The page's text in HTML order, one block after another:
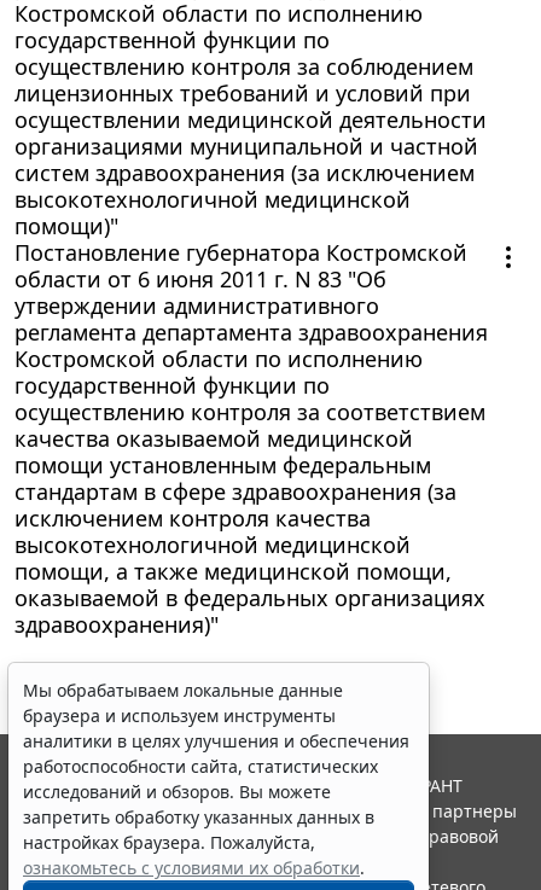
Костромской области по исполнению
государственной функции по
осуществлению контроля за соблюдением
лицензионных требований и условий при
осуществлении медицинской деятельности
организациями муниципальной и частной
систем здравоохранения (за исключением
высокотехнологичной медицинской
помощи)"
Постановление губернатора Костромской
области от 6 июня 2011 г. N 83 "Об
утверждении административного
регламента департамента здравоохранения
Костромской области по исполнению
государственной функции по
осуществлению контроля за соответствием
качества оказываемой медицинской
помощи установленным федеральным
стандартам в сфере здравоохранения (за
исключением контроля качества
высокотехнологичной медицинской
помощи, а также медицинской помощи,
оказываемой в федеральных организациях
здравоохранения)"
Мы обрабатываем локальные данные
браузера и используем инструменты
аналитики в целях улучшения и обеспечения
работоспособности сайта, статистических
исследований и обзоров. Вы можете
запретить обработку указанных данных в
настройках браузера. Пожалуйста,
ознакомьтесь с условиями их обработки.
© ООО "НПП "ГАРАНТ-СЕРВИС", 2026. Система ГАРАНТ
выпускается с 1990 года. Компания "Гарант" и ее партнеры
являются участниками Российской ассоциации правовой
информации ГАРАНТ.